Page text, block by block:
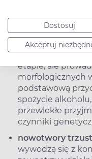
Dostosuj
Akceptuj
niż OZT i polega
procesie
trzustki. Choroba
dając
etapie, ale
morfologicznych
podstawową
spożycie
przewlekłe
czynniki
nowotwory
wywodzą się z